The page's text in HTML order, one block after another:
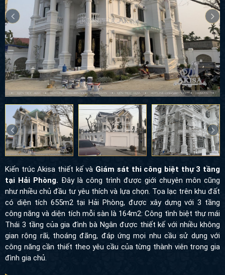
Kiến trúc Akisa thiết kế và Giám sát thi công biệt thự 3 tầng
tại Hải Phòng. Đây là công trình được giới chuyên môn cũng
như nhiều chủ đầu tư yêu thích và lựa chọn. Tọa lạc trên khu đất
có diện tích 655m2 tại Hải Phòng, được xây dựng với 3 tầng
công năng và diện tích mỗi sàn là 164m2: Công tình biệt thự mái
Thái 3 tầng của gia đình bà Ngân được thiết kế với nhiều không
gian rộng rãi, thoáng đãng, đáp ứng mọi nhu cầu sử dụng với
công năng cần thiết theo yêu cầu của từng thành viên trong gia
đình gia chủ.